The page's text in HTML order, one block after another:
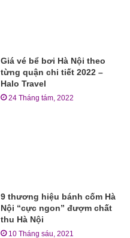
Giá vé bể bơi Hà Nội theo
từng quận chi tiết 2022 –
Halo Travel
24 Tháng tám, 2022
9 thương hiệu bánh cốm Hà
Nội “cực ngon” đượm chất
thu Hà Nội
10 Tháng sáu, 2021